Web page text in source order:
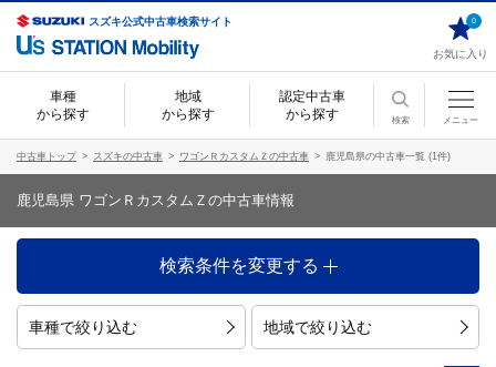
スズキ公式中古車検索サイト
お気に入り
0
車種
から探す
地域
から探す
認定中古車
から探す
検索 メニュー
中古車トップ スズキの中古車 ワゴンＲカスタムＺの中古車 鹿児島県の中古車一覧 (1件)
鹿児島県 ワゴンＲカスタムＺの中古車情報
検索条件を変更する
車種で絞り込む 地域で絞り込む